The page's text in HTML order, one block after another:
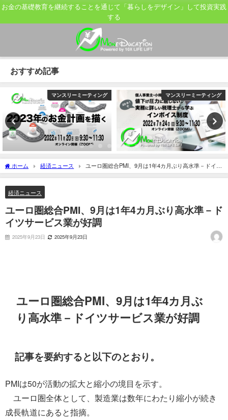
お金の基礎教育を継続することを通じて「暮らしをデザイン」して投資実践
する
おすすめ記事
マンスリーミーティング マンスリーミーティング
ホーム 経済ニュース
ユーロ圏総合PMI、9月は1年4カ月ぶり高水準－ドイツ
サービス業が好調
経済ニュース
ユーロ圏総合PMI、9月は1年4カ月ぶり高水準－ド
イツサービス業が好調
2025年9月23日 2025年9月23日
ユーロ圏総合PMI、9月は1年4カ月ぶ
り高水準－ドイツサービス業が好調
記事を要約すると以下のとおり。
PMIは50が活動の拡大と縮小の境目を示す。
ユーロ圏全体として、製造業は数年にわたり縮小が続き
成長軌道にあると指摘。